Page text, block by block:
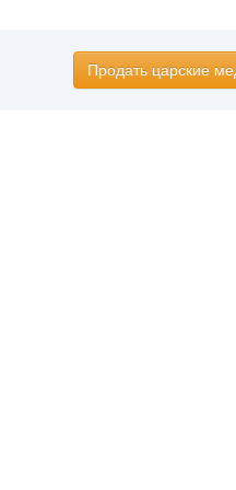
Продать царские